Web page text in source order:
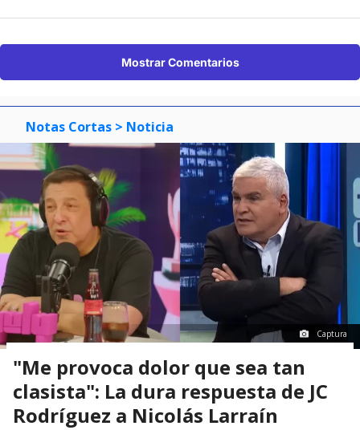
Mostrar Comentarios
Notas Cortas > Noticia
Captura
"Me provoca dolor que sea tan
clasista": La dura respuesta de JC
Rodríguez a Nicolás Larraín